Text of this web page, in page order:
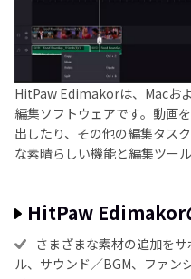
HitPaw Edimakorは、Macお
編集ソフトウェアです。動画
出したり、その他の編集タス
な素晴らしい機能と編集ツール
HitPaw Edimakor
さまざまな素材の追加を
ル、サウンド／BGM、ファン